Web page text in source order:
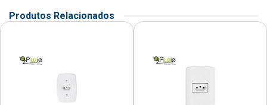
Produtos Relacionados